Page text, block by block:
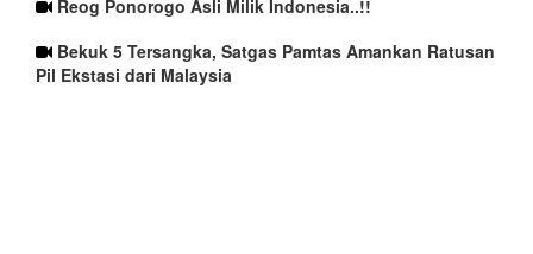
Reog Ponorogo Asli Milik Indonesia..!!
Bekuk 5 Tersangka, Satgas Pamtas Amankan Ratusan
Pil Ekstasi dari Malaysia